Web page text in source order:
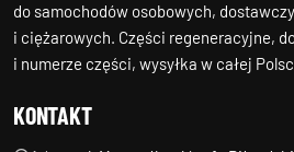
do samochodów osobowych,
i ciężarowych. Części regeneracyjne,
i numerze części, wysyłka w całej
KONTAKT